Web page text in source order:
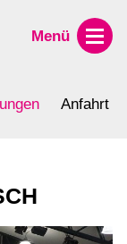
Menü
Anfahrt